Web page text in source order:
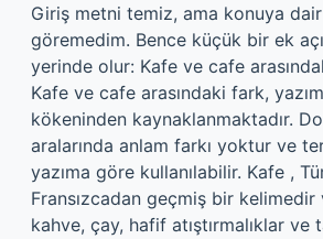
Giriş metni temiz, ama konuya
göremedim. Bence küçük bir ek
yerinde olur: Kafe ve cafe
Kafe ve cafe arasındaki fark,
kökeninden kaynaklanmaktadır.
aralarında anlam farkı yoktur ve
yazıma göre kullanılabilir. Kafe ,
Fransızcadan geçmiş bir
kahve, çay, hafif atıştırmalıklar ve